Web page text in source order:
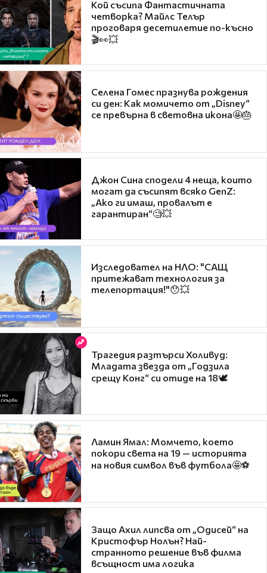
Кой съсипа Фантастичната
четворка? Майлс Телър
проговаря десетилетие по-късно
🎬👀💥
Селена Гомес празнува рождения
си ден: Как момичето от „Disney“
се превърна в световна икона🤩🎂
Джон Сина сподели 4 неща, които
могат да съсипят всяко GenZ:
„Ако ги имаш, провалът е
гарантиран“🧐💥
Изследовател на НЛО: "САЩ
притежават технология за
телепортация!"😯💥
Трагедия разтърси Холивуд:
Младата звезда от „Годзила
срещу Конг“ си отиде на 18🕊️
Ламин Ямал: Момчето, което
покори света на 19 — историята
на новия символ във футбола🤩⚽
Защо Ахил липсва от „Одисей“ на
Кристофър Нолън? Най-
странното решение във филма
всъщност има логика